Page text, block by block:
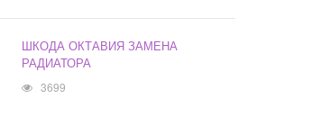
ШКОДА ОКТАВИЯ ЗАМЕНА
РАДИАТОРА
3699